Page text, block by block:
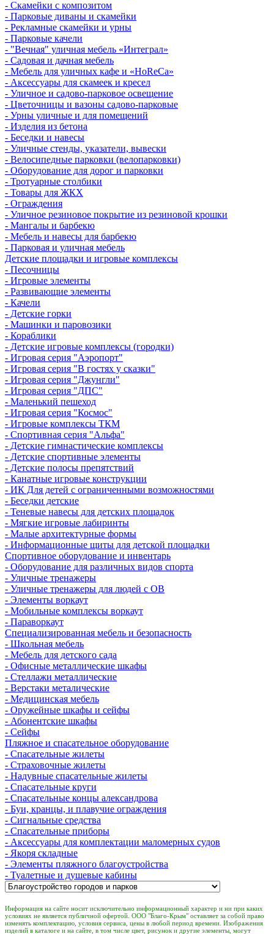
- Скамейки с композитом
- Парковые диваны и скамейки
- Рекламные скамейки и урны
- Парковые качели
- "Вечная" уличная мебель «Интеграл»
- Садовая и дачная мебель
- Мебель для уличных кафе и «HoReCa»
- Аксессуары для скамеек и кресел
- Уличное и садово-парковое освещение
- Цветочницы и вазоны садово-парковые
- Урны уличные и для помещений
- Изделия из бетона
- Беседки и навесы
- Уличные стенды, указатели, вывески
- Велосипедные парковки (велопарковки)
- Оборудование для дорог и парковки
- Тротуарные столбики
- Товары для ЖКХ
- Ограждения
- Уличное резиновое покрытие из резиновой крошки
- Мангалы и барбекю
- Мебель и навесы для барбекю
- Парковая и уличная мебель
Детские площадки и игровые комплексы
- Песочницы
- Игровые элементы
- Развивающие элементы
- Качели
- Детские горки
- Машинки и паровозики
- Кораблики
- Детские игровые комплексы (городки)
- Игровая серия "Аэропорт"
- Игровая серия "В гостях у сказки"
- Игровая серия "Джунгли"
- Игровая серия "ДПС"
- Маленький пешеход
- Игровая серия "Космос"
- Игровые комплексы ТКМ
- Спортивная серия "Альфа"
- Детские гимнастические комплексы
- Детские спортивные элементы
- Детские полосы препятствий
- Канатные игровые конструкции
- ИК Для детей с ограниченными возможностями
- Беседки детские
- Теневые навесы для детских площадок
- Мягкие игровые лабиринты
- Малые архитектурные формы
- Информационные щиты для детской площадки
Спортивное оборудование и инвентарь
- Оборудование для различных видов спорта
- Уличные тренажеры
- Уличные тренажеры для людей с ОВ
- Элементы воркаут
- Мобильные комплексы воркаут
- Параворкаут
Cпециализированная мебель и безопасность
- Школьная мебель
- Мебель для детского сада
- Офисные металлические шкафы
- Стеллажи металлические
- Верстаки металические
- Медицинская мебель
- Оружейные шкафы и сейфы
- Абонентские шкафы
- Сейфы
Пляжное и спасательное оборудование
- Спасательные жилеты
- Страховочные жилеты
- Надувные спасательные жилеты
- Спасательные круги
- Спасательные концы александрова
- Буи, кранцы, и плавучие ограждения
- Сигнальные средства
- Спасательные приборы
- Аксессуары для комплектации маломерных судов
- Якоря складные
- Элементы пляжного благоустройства
- Туалетные и душевые кабины
Информация на сайте носит исключительно информационный характер и ни при каких
условиях не является публичной офертой. ООО "Благо-Крым" оставляет за собой право
изменять комплектацию, условия сервиса, цены в любой период времени. Изображения
изделий в каталоге и на сайте, в том числе цвет, рисунок и другие элементы, могут